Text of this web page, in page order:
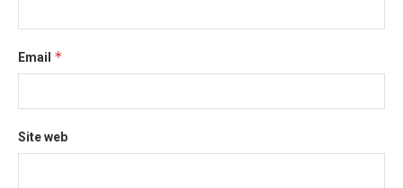
Email *
Site web